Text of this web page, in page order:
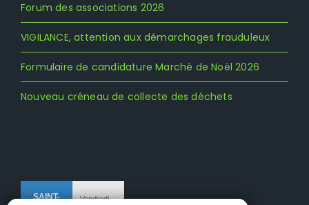
Forum des associations 2026
VIGILANCE, attention aux démarchages frauduleux
Formulaire de candidature Marché de Noël 2026
Nouveau créneau de collecte des déchets